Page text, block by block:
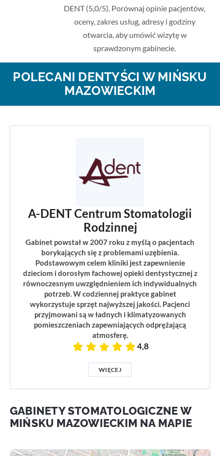
DENT (5,0/5). Porównaj opinie pacjentów,
oceny, zakres usług, adresy i godziny
otwarcia, aby umówić wizytę w
sprawdzonym gabinecie.
POLECANI DENTYŚCI W MIŃSKU
MAZOWIECKIM
A-DENT Centrum Stomatologii
Rodzinnej
Gabinet powstał w 2007 roku z myślą o pacjentach
borykających się z problemami uzębienia.
Podstawowym celem kliniki jest zapewnienie
dzieciom i dorosłym fachowej opieki dentystycznej z
równoczesnym uwzględnieniem ich indywidualnych
potrzeb. W codziennej praktyce gabinet
wykorzystuje sprzęt najwyższej jakości. Pacjenci
przyjmowani są w ładnych i klimatyzowanych
pomieszczeniach zapewniających odprężającą
atmosferę.
4,8
WIĘCEJ
GABINETY STOMATOLOGICZNE W
MIŃSKU MAZOWIECKIM NA MAPIE